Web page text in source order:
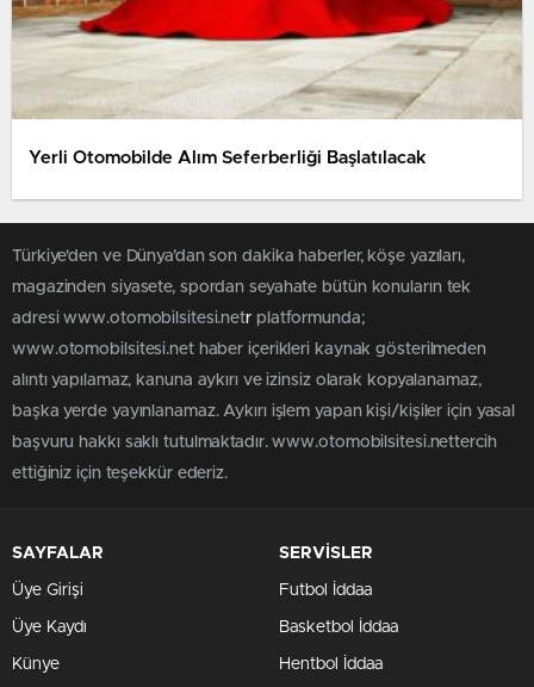
Yerli Otomobilde Alım Seferberliği Başlatılacak
Türkiye'den ve Dünya’dan son dakika haberler, köşe yazıları,
magazinden siyasete, spordan seyahate bütün konuların tek
adresi www.otomobilsitesi.netr platformunda;
www.otomobilsitesi.net haber içerikleri kaynak gösterilmeden
alıntı yapılamaz, kanuna aykırı ve izinsiz olarak kopyalanamaz,
başka yerde yayınlanamaz. Aykırı işlem yapan kişi/kişiler için yasal
başvuru hakkı saklı tutulmaktadır. www.otomobilsitesi.nettercih
ettiğiniz için teşekkür ederiz.
SAYFALAR
Üye Girişi
Üye Kaydı
Künye
SERVİSLER
Futbol İddaa
Basketbol İddaa
Hentbol İddaa